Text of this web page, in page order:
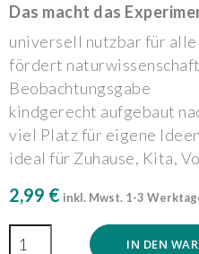
Das macht das
universell nutzbar für
fördert
Beobachtungsgabe
kindgerecht aufgebaut
viel Platz für eigene
ideal für Zuhause, Kita,
2,99 € inkl. Mwst. 1-3
IN DEN